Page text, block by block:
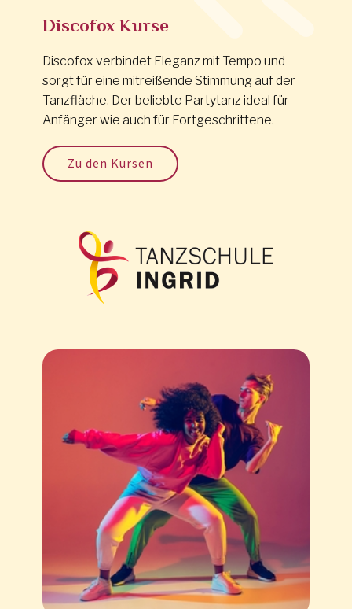
Discofox Kurse
Discofox verbindet Eleganz mit Tempo und
sorgt für eine mitreißende Stimmung auf der
Tanzfläche. Der beliebte Partytanz ideal für
Anfänger wie auch für Fortgeschrittene.
Zu den Kursen